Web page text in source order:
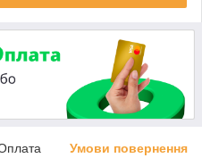
Умови повернення